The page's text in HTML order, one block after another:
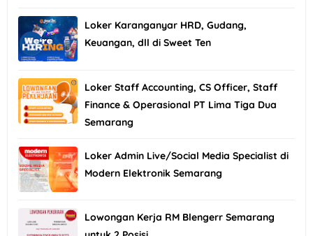
Loker Karanganyar HRD, Gudang,
Keuangan, dll di Sweet Ten
Loker Staff Accounting, CS Officer, Staff
Finance & Operasional PT Lima Tiga Dua
Semarang
Loker Admin Live/Social Media Specialist di
Modern Elektronik Semarang
Lowongan Kerja RM Blengerr Semarang